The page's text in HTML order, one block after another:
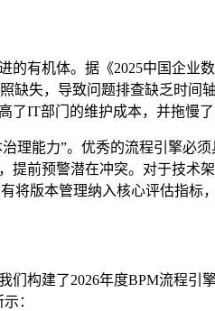
有机体。据《2025中国企业
失，导致问题排查缺乏时
IT部门的维护成本，并拖慢了
理能力”。优秀的流程引擎必
前预警潜在冲突。对于技术
将版本管理纳入核心评估指
构建了2026年度BPM流程引
：